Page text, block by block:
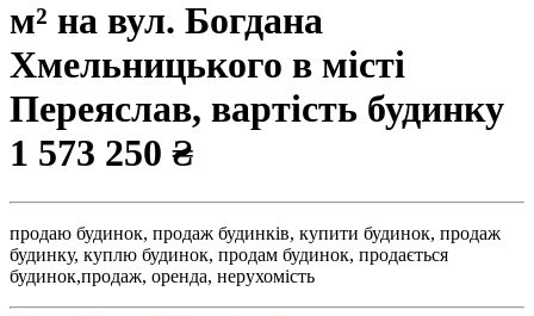
м² на вул. Богдана
Хмельницького в місті
Переяслав, вартість будинку
1 573 250 ₴
продаю будинок, продаж будинків, купити будинок, продаж
будинку, куплю будинок, продам будинок, продається
будинок,продаж, оренда, нерухомість